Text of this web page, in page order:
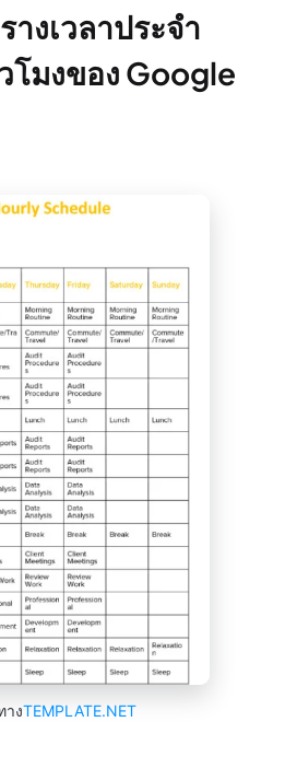
งเวลาประจำ
โมงของ Google
างTEMPLATE.NET